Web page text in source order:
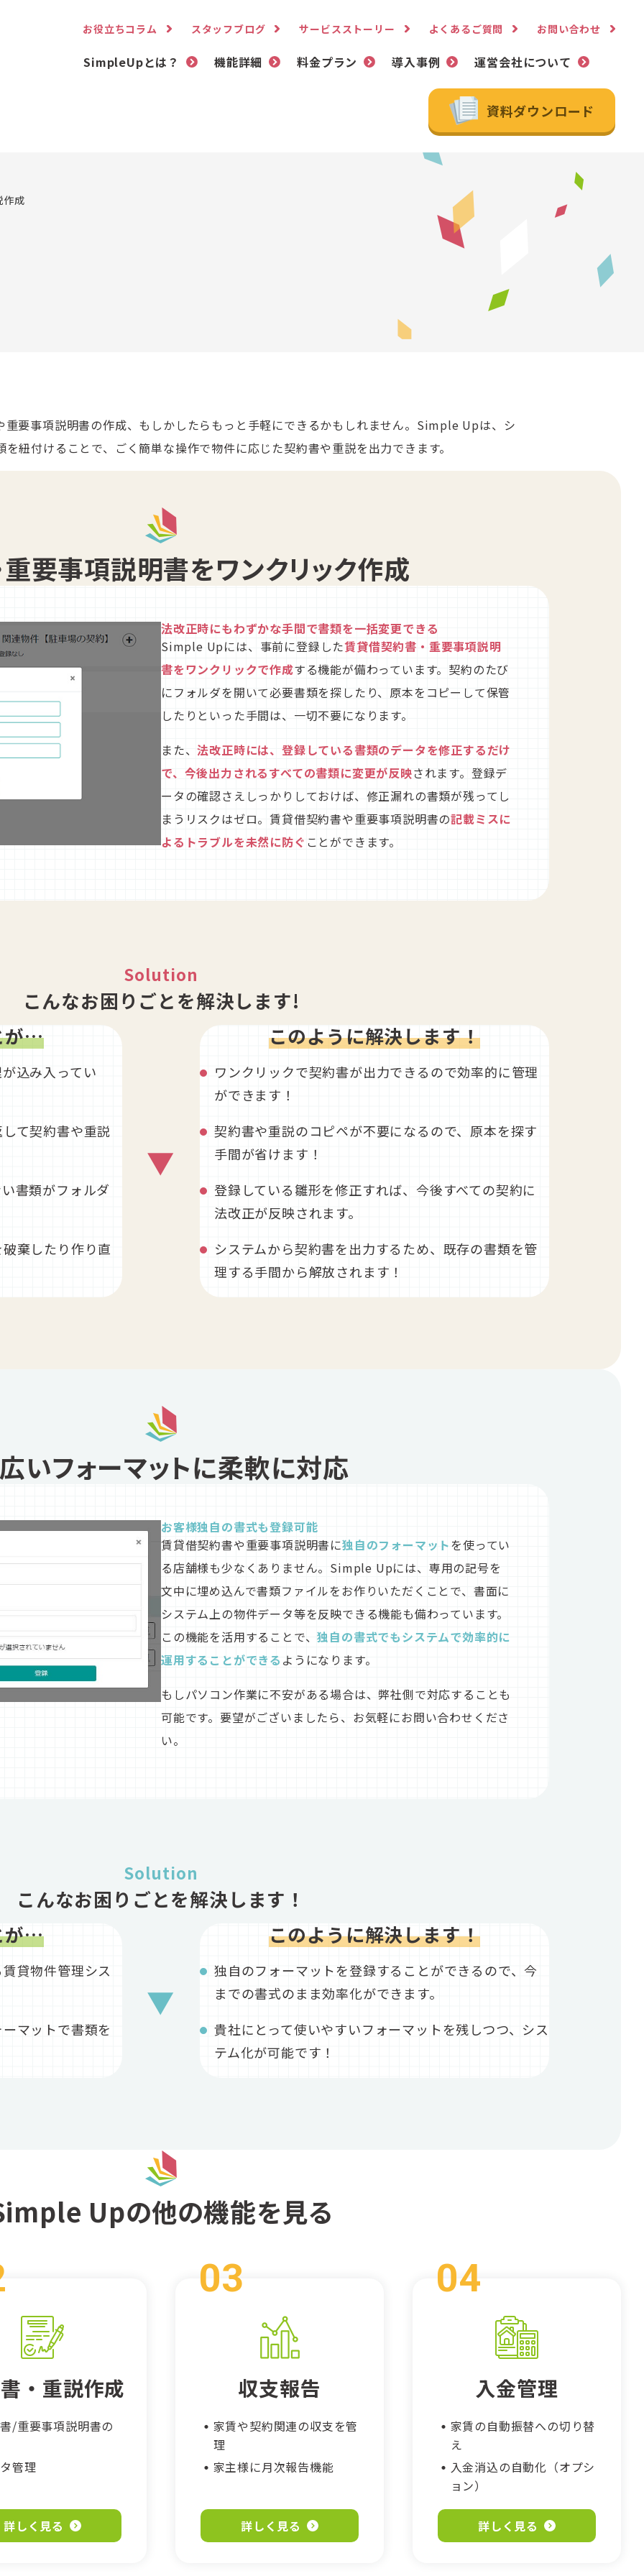
お役立ちコラム スタッフブログ サービスストーリー よくあるご質問 お問い合わせ
SimpleUpとは？ 機能詳細 料金プラン 導入事例 運営会社について
資料ダウンロード
作成
重要事項説明書の作成、もしかしたらもっと手軽にできるかもしれません。Simple Upは、シ
紐付けることで、ごく簡単な操作で物件に応じた契約書や重説を出力できます。
重要事項説明書をワンクリック作成
法改正時にもわずかな手間で書類を一括変更できる
Simple Upには、事前に登録した賃貸借契約書・重要事項説明
書をワンクリックで作成する機能が備わっています。契約のたび
にフォルダを開いて必要書類を探したり、原本をコピーして保管
したりといった手間は、一切不要になります。
また、法改正時には、登録している書類のデータを修正するだけ
で、今後出力されるすべての書類に変更が反映されます。登録デ
ータの確認さえしっかりしておけば、修正漏れの書類が残ってし
まうリスクはゼロ。賃貸借契約書や重要事項説明書の記載ミスに
よるトラブルを未然に防ぐ ことができます。
Solution
こんなお困りごとを解決します!
が…
込み入ってい
て契約書や重説
書類がフォルダ
棄したり作り直
▼
このように解決します！
ワンクリックで契約書が出力できるので効率的に管理
ができます！
契約書や重説のコピペが不要になるので、原本を探す
手間が省けます！
登録している雛形を修正すれば、今後すべての契約に
法改正が反映されます。
システムから契約書を出力するため、既存の書類を管
理する手間から解放されます！
いフォーマットに柔軟に対応
お客様独自の書式も登録可能
賃貸借契約書や重要事項説明書に独自のフォーマットを使ってい
る店舗様も少なくありません。Simple Upには、専用の記号を
文中に埋め込んで書類ファイルをお作りいただくことで、書面に
システム上の物件データ等を反映できる機能も備わっています。
この機能を活用することで、独自の書式でもシステムで効率的に
運用することができる ようになります。
もしパソコン作業に不安がある場合は、弊社側で対応することも
可能です。要望がございましたら、お気軽にお問い合わせくださ
い。
Solution
こんなお困りごとを解決します ！
が…
貸物件管理シス
マットで書類を
▼
このように解決します！
独自のフォーマットを登録することができるので、今
までの書式のまま効率化ができます。
貴社にとって使いやすいフォーマットを残しつつ、シス
テム化が可能です！
Upの他の機能を見る
・重説作成
/重要事項説明書の
管理
詳しく見る
収支報告
家賃や契約関連の収支を管
理
家主様に月次報告機能
詳しく見る
入金管理
家賃の自動振替への切り替
え
入金消込の自動化（オプシ
ョン）
詳しく見る